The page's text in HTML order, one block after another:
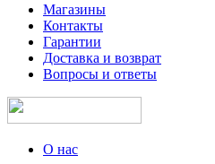
Магазины
Контакты
Гарантии
Доставка и возврат
Вопросы и ответы
О нас